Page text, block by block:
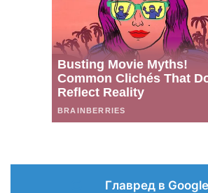
Главред в